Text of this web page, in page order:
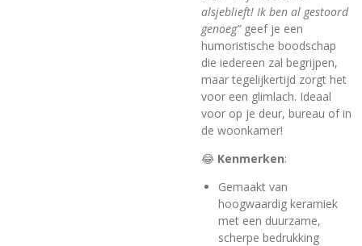
alsjeblieft! Ik ben al gestoord
genoeg”geef je een
humoristische boodschap
die iedereen zal begrijpen,
maar tegelijkertijd zorgt het
voor een glimlach. Ideaal
voor op je deur, bureau of in
de woonkamer!
😂 Kenmerken:
Gemaakt van
hoogwaardig keramiek
met een duurzame,
scherpe bedrukking